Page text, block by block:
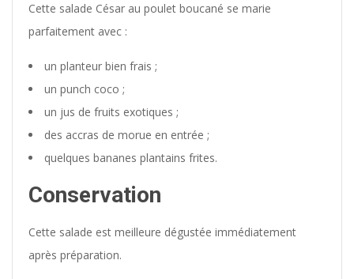
Cette salade César au poulet boucané se marie
parfaitement avec :
un planteur bien frais ;
un punch coco ;
un jus de fruits exotiques ;
des accras de morue en entrée ;
quelques bananes plantains frites.
Conservation
Cette salade est meilleure dégustée immédiatement
après préparation.